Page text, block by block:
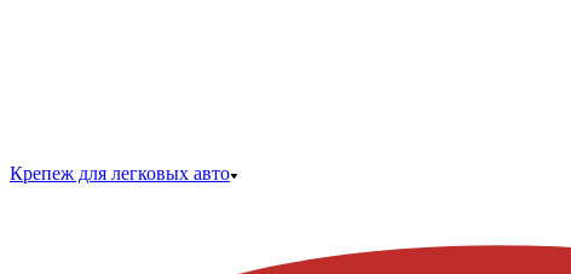
Крепеж для легковых авто